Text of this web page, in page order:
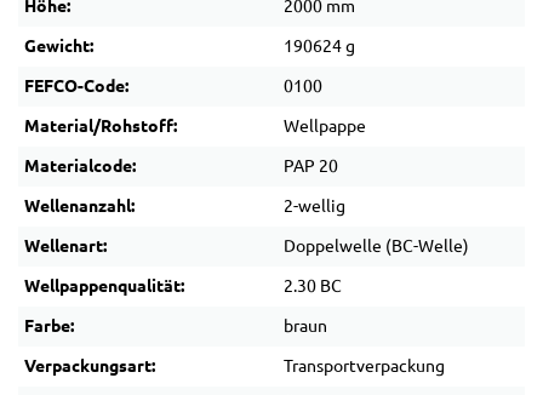
Höhe: 2000 mm
Gewicht: 190624 g
FEFCO-Code: 0100
Material/Rohstoff: Wellpappe
Materialcode: PAP 20
Wellenanzahl: 2-wellig
Wellenart: Doppelwelle (BC-Welle)
Wellpappenqualität: 2.30 BC
Farbe: braun
Verpackungsart: Transportverpackung